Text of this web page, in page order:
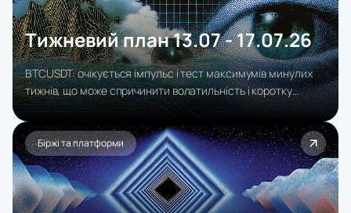
Тижневий план 13.07 - 17.07.26
BTCUSDT: очікується імпульс і тест максимумів минулих
тижнів, що може спричинити волатильність і коротку
корекцію до середи‑четверга, але загалом прогнозується
ріст під закриття тижня. SOL: очікується інтрадея з
локальними цілями, довгострокового росту немає;
плануються шорт‑позиції з таргетом $75, рішення
відкривати угоду — у понеділок, орієнтуючись на пули
ліквідацій.
Біржі та платформи